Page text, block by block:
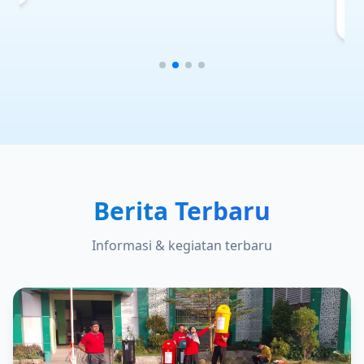
Berita Terbaru
Informasi & kegiatan terbaru